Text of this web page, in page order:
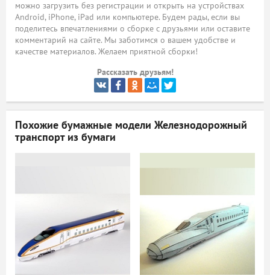
можно загрузить без регистрации и открыть на устройствах
Android, iPhone, iPad или компьютере. Будем рады, если вы
поделитесь впечатлениями о сборке с друзьями или оставите
комментарий на сайте. Мы заботимся о вашем удобстве и
качестве материалов. Желаем приятной сборки!
Рассказать друзьям!
Похожие бумажные модели Железнодорожный
транспорт из бумаги